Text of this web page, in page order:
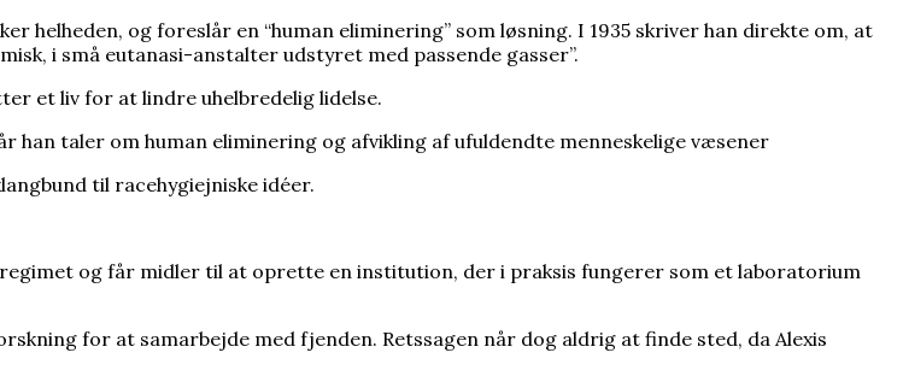
helheden, og foreslår en “human eliminering” som løsning. I 1935 skriver han direkte om, at
i små eutanasi-anstalter udstyret med passende gasser”.
et liv for at lindre uhelbredelig lidelse.
taler om human eliminering og afvikling af ufuldendte menneskelige væsener
til racehygiejniske idéer.
og får midler til at oprette en institution, der i praksis fungerer som et laboratorium
for at samarbejde med fjenden. Retssagen når dog aldrig at finde sted, da Alexis